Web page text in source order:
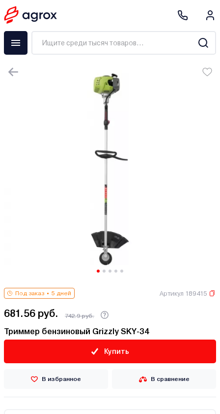
Под заказ 5 дней Артикул 189415
681.56 руб. 742.9 руб.
Триммер бензиновый Grizzly SKY-34
Купить
В избранное В сравнение